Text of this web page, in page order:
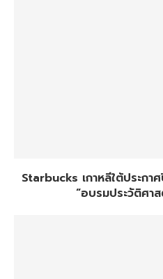
Starbucks เกาหลีใต้ประกา
“อบรมประวัติศา